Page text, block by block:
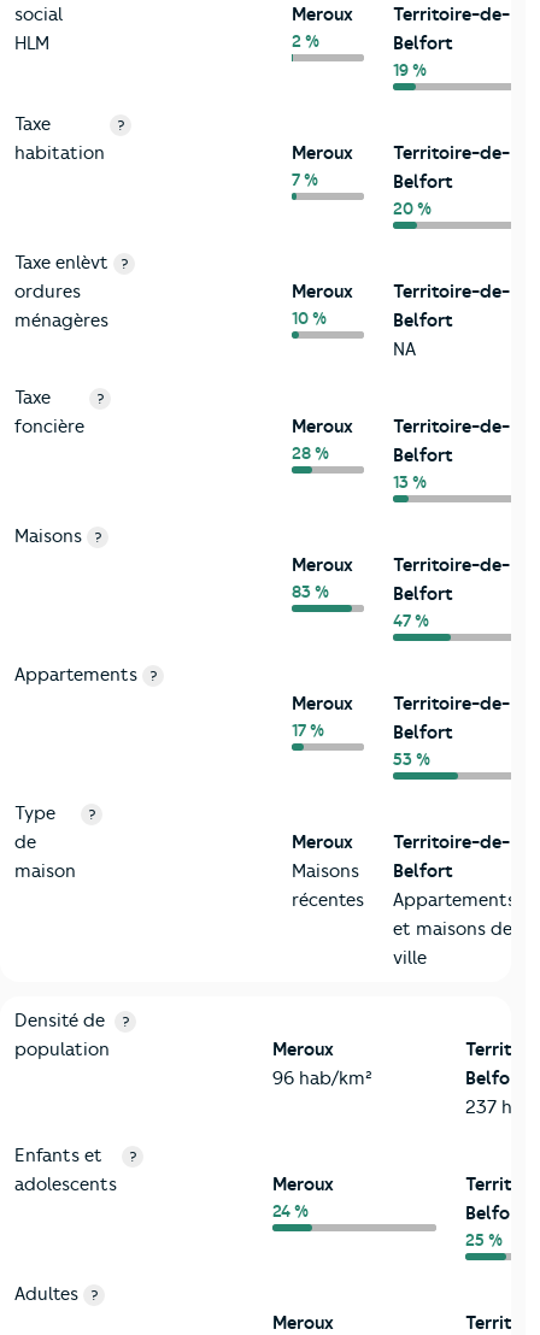
social
HLM
Meroux
2 %
Territoire-de-
Belfort
19 %
Taxe
habitation
?
Meroux
7 %
Territoire-de-
Belfort
20 %
Taxe enlèvt
ordures
ménagères
?
Meroux
10 %
Territoire-de-
Belfort
NA
Taxe
foncière
?
Meroux
28 %
Territoire-de-
Belfort
13 %
Maisons ?
Meroux
83 %
Territoire-de-
Belfort
47 %
Appartements ?
Meroux
17 %
Territoire-de-
Belfort
53 %
Type
de
maison
?
Meroux
Maisons
récentes
Territoire-de-
Belfort
Appartements
et maisons de
ville
2-Habitants
Critères Meroux
Densité de
population
?
Meroux
96 hab/km²
Belfort
237
Enfants et
adolescents
?
Meroux
24 %
Belfort
25 %
Adultes ?
Meroux